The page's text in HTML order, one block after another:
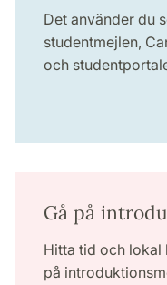
Det använder du
studentmejlen,
och
Gå på
Hitta tid och lokal
på